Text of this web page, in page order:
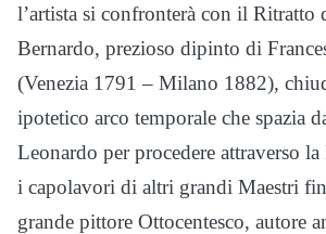
l’artista si confronterà con il
Bernardo, prezioso dipinto di
(Venezia 1791 – Milano 1882),
ipotetico arco temporale che spazia
Leonardo per procedere attraverso
i capolavori di altri grandi Maestri
grande pittore Ottocentesco, autore